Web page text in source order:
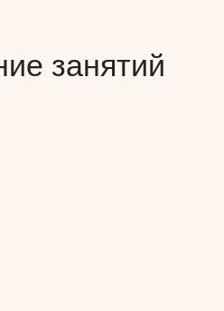
занятий